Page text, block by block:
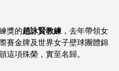
獎的趙詠賢教練 ，去年帶領女
賽金牌及世界女子壁球團體錦
這項殊榮，實至名歸。